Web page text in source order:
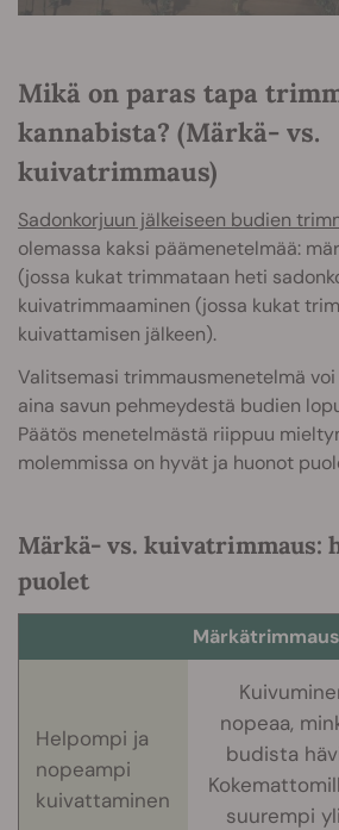
Mikä on paras tapa
kannabista? (Märkä- vs.
kuivatrimmaus)
Sadonkorjuun jälkeiseen budien
olemassa kaksi päämenetelmää:
(jossa kukat trimmataan heti
kuivatrimmaaminen (jossa kukat
kuivattamisen jälkeen).
Valitsemasi trimmausmenetelmä
aina savun pehmeydestä budien
Päätös menetelmästä riippuu
molemmissa on hyvät ja huonot
Märkä- vs. kuivatrimmaus:
puolet
Märkätrimmaus
Helpompi ja
nopeampi
kuivattaminen
nopeaa,
budista
suurempi